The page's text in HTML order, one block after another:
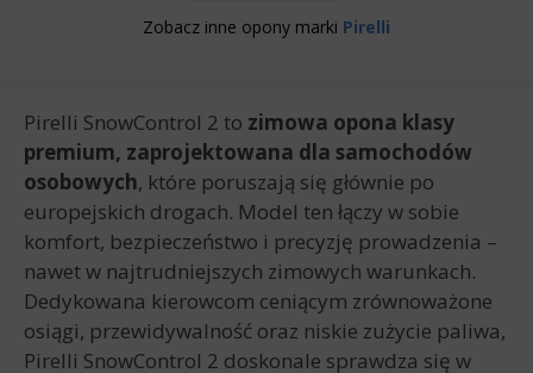
Zobacz inne opony marki Pirelli
Pirelli SnowControl 2 to zimowa opona klasy
premium, zaprojektowana dla samochodów
osobowych, które poruszają się głównie po
europejskich drogach. Model ten łączy w sobie
komfort, bezpieczeństwo i precyzję prowadzenia –
nawet w najtrudniejszych zimowych warunkach.
Dedykowana kierowcom ceniącym zrównoważone
osiągi, przewidywalność oraz niskie zużycie paliwa,
Pirelli SnowControl 2 doskonale sprawdza się w